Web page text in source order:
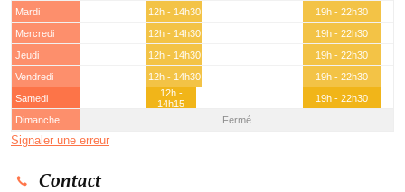
Mardi
12h - 14h30
19h - 22h30
Mercredi
12h - 14h30
19h - 22h30
Jeudi
12h - 14h30
19h - 22h30
Vendredi
12h - 14h30
19h - 22h30
Samedi
12h -
14h15
19h - 22h30
Dimanche
Fermé
Signaler une erreur
Contact